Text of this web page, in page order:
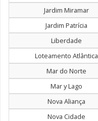
Jardim Miramar
Jardim Patrícia
Liberdade
Loteamento Atlântica
Mar do Norte
Mar y Lago
Nova Aliança
Nova Cidade